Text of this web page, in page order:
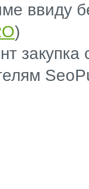
ввиду
)
закупка